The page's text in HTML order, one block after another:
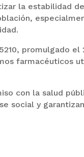
la estabilidad
promulgado
farmacéuticos
con la salud
social y